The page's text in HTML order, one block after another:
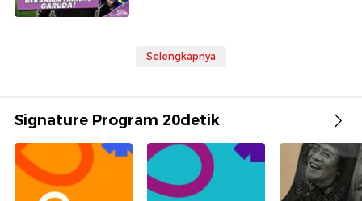
Selengkapnya
Signature Program 20detik